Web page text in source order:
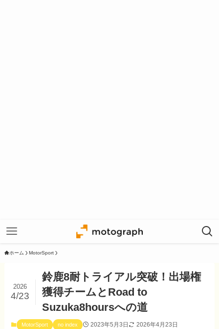
ホーム MotorSport
鈴鹿8耐トライアル突破！出場権
獲得チームとRoad to
Suzuka8hoursへの道
2026
4/23
MotorSport no index 2023年5月3日 2026年4月23日